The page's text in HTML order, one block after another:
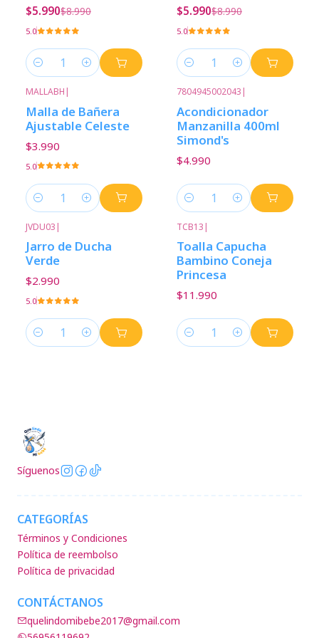
$5.990$8.990
5.0
Cantidad
$5.990$8.990
5.0
Cantidad
MALLABH |
Malla de Bañera
Ajustable Celeste
$3.990
5.0
Cantidad
7804945002043 |
Acondicionador
Manzanilla 400ml
Simond's
$4.990
Cantidad
JVDU03 |
Jarro de Ducha
Verde
$2.990
5.0
Cantidad
TCB13 |
Toalla Capucha
Bambino Coneja
Princesa
$11.990
Cantidad
Síguenos
CATEGORÍAS
Términos y Condiciones
Política de reembolso
Política de privacidad
CONTÁCTANOS
quelindomibebe2017@gmail.com